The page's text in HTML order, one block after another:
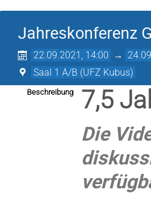
Jahreskonferenz
22.09.2021, 14:00 →
Saal 1 A/B (UFZ Kubus)
Beschreibung 7,5
Die